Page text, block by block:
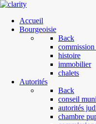
Accueil
Bourgeoisie
Back
histoire
immobilier
chalets
Autorités
Back
conseil
autorités
chambre